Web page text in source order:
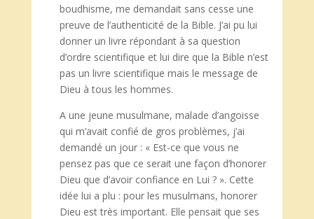
boudhisme, me demandait sans cesse une
preuve de l’authenticité de la Bible. J’ai pu lui
donner un livre répondant à sa question
d’ordre scientifique et lui dire que la Bible n’est
pas un livre scientifique mais le message de
Dieu à tous les hommes.
A une jeune musulmane, malade d’angoisse
qui m’avait confié de gros problèmes, j’ai
demandé un jour : « Est-ce que vous ne
pensez pas que ce serait une façon d’honorer
Dieu que d’avoir confiance en Lui ? ». Cette
idée lui a plu : pour les musulmans, honorer
Dieu est très important. Elle pensait que ses